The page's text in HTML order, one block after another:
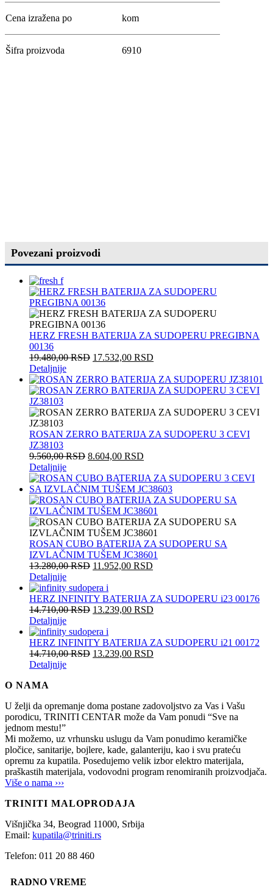
Cena izražena po kom
Šifra proizvoda 6910
Povezani proizvodi
HERZ FRESH BATERIJA ZA SUDOPERU PREGIBNA
00136
19.480,00RSD 17.532,00 RSD
Detaljnije
ROSAN ZERRO BATERIJA ZA SUDOPERU 3 CEVI
JZ38103
9.560,00RSD 8.604,00 RSD
Detaljnije
ROSAN CUBO BATERIJA ZA SUDOPERU SA
IZVLAČNIM TUŠEM JC38601
13.280,00RSD 11.952,00 RSD
Detaljnije
HERZ INFINITY BATERIJA ZA SUDOPERU i23 00176
14.710,00RSD 13.239,00 RSD
Detaljnije
HERZ INFINITY BATERIJA ZA SUDOPERU i21 00172
14.710,00RSD 13.239,00 RSD
Detaljnije
O NAMA
U želji da opremanje doma postane zadovoljstvo za Vas i Vašu
porodicu, TRINITI CENTAR može da Vam ponudi “Sve na
jednom mestu!”
Mi možemo, uz vrhunsku uslugu da Vam ponudimo keramičke
pločice, sanitarije, bojlere, kade, galanteriju, kao i svu prateću
opremu za kupatila. Posedujemo velik izbor elektro materijala,
praškastih materijala, vodovodni program renomiranih proizvodjača.
Više o nama ›››
TRINITI MALOPRODAJA
Višnjička 34, Beograd 11000, Srbija
Email: kupatila@triniti.rs
Telefon: 011 20 88 460
RADNO VREME